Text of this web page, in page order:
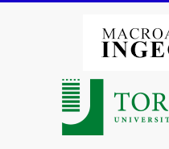
Macroarea